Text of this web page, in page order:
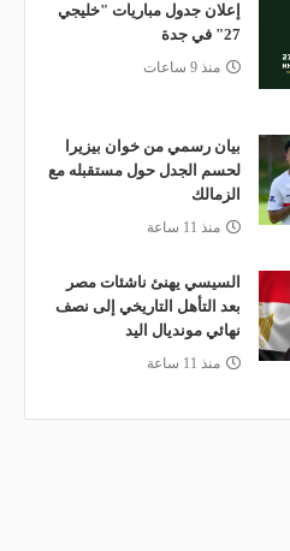
إعلان جدول مباريات "خليجي
27" في جدة
منذ 9 ساعات
بيان رسمي من خوان بيزيرا
لحسم الجدل حول مستقبله مع
الزمالك
منذ 11 ساعة
السيسي يهنئ ناشئات مصر
بعد التأهل التاريخي إلى نصف
نهائي مونديال اليد
منذ 11 ساعة